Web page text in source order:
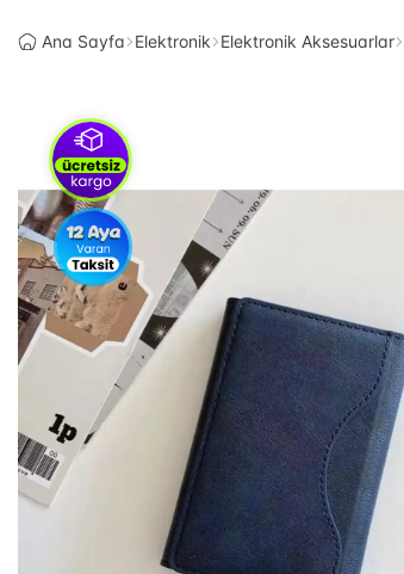
Ana Sayfa Elektronik Elektronik Aksesuarlar